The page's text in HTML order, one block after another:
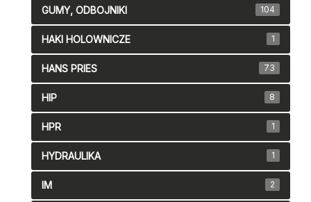
GUMY, ODBOJNIKI 104
HAKI HOLOWNICZE 1
HANS PRIES 73
HIP 8
HPR 1
HYDRAULIKA 1
IM 2